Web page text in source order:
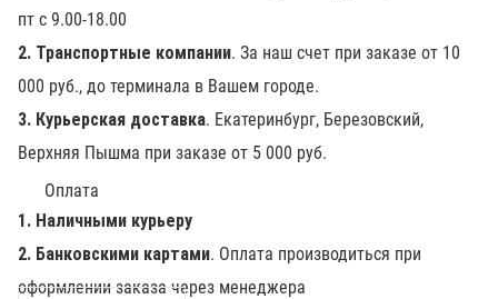
пт с 9.00-18.00
2. Транспортные компании. За наш счет при заказе от 10
000 руб., до терминала в Вашем городе.
3. Курьерская доставка. Екатеринбург, Березовский,
Верхняя Пышма при заказе от 5 000 руб.
Оплата
1. Наличными курьеру
2. Банковскими картами. Оплата производиться при
оформлении заказа через менеджера